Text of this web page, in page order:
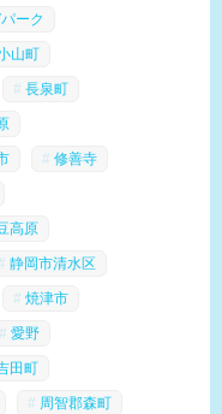
ーク
山町
長泉町
修善寺
高原
静岡市清水区
焼津市
愛野
田町
周智郡森町